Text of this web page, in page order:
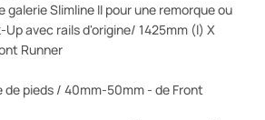
galerie Slimline II pour une remorque ou
avec rails d'origine/ 1425mm (l) X
Runner
de pieds / 40mm-50mm - de Front